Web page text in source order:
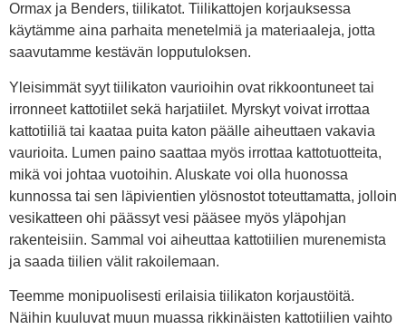
Ormax ja Benders, tiilikatot. Tiilikattojen korjauksessa
käytämme aina parhaita menetelmiä ja materiaaleja, jotta
saavutamme kestävän lopputuloksen.
Yleisimmät syyt tiilikaton vaurioihin ovat rikkoontuneet tai
irronneet kattotiilet sekä harjatiilet. Myrskyt voivat irrottaa
kattotiiliä tai kaataa puita katon päälle aiheuttaen vakavia
vaurioita. Lumen paino saattaa myös irrottaa kattotuotteita,
mikä voi johtaa vuotoihin. Aluskate voi olla huonossa
kunnossa tai sen läpivientien ylösnostot toteuttamatta, jolloin
vesikatteen ohi päässyt vesi pääsee myös yläpohjan
rakenteisiin. Sammal voi aiheuttaa kattotiilien murenemista
ja saada tiilien välit rakoilemaan.
Teemme monipuolisesti erilaisia tiilikaton korjaustöitä.
Näihin kuuluvat muun muassa rikkinäisten kattotiilien vaihto